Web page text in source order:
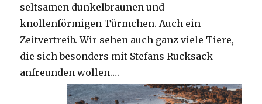
seltsamen dunkelbraunen und
knollenförmigen Türmchen. Auch ein
Zeitvertreib. Wir sehen auch ganz viele Tiere,
die sich besonders mit Stefans Rucksack
anfreunden wollen….